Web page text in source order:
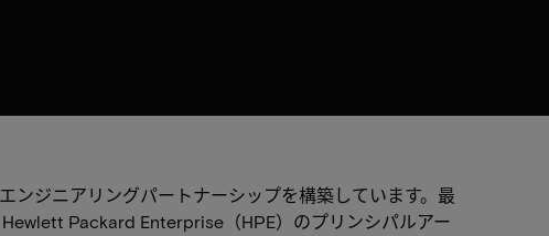
ンジニアリングパートナーシップを構築しています。最
Packard Enterprise（HPE）のプリンシパルアー